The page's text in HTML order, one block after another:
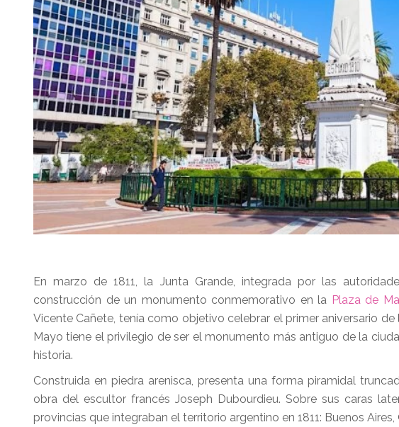
En marzo de 1811, la Junta Grande, integrada por las
construcción de un monumento conmemorativo en la Plaza de
Vicente Cañete, tenía como objetivo celebrar el primer aniversario
Mayo tiene el privilegio de ser el monumento más antiguo de la
historia.
Construida en piedra arenisca, presenta una forma piramidal
obra del escultor francés Joseph Dubourdieu. Sobre sus caras
provincias que integraban el territorio argentino en 1811: Buenos